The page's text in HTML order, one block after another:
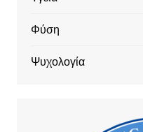
Φύση
Ψυχολογία